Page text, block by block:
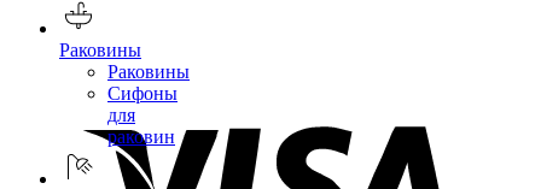
Раковины
Раковины
Сифоны
для
раковин